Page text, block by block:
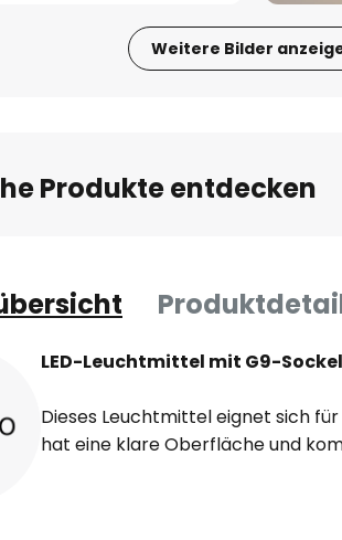
Weitere Bilder
Produkte entdecken
LED-Leuchtmittel mit G9-
Dieses Leuchtmittel eignet sich
hat eine klare Oberfläche und